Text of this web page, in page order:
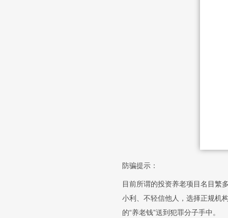
防骗提示：
目前所谓的投资养老项目名目繁
小利、不轻信他人，选择正规机
的“养老钱”送到犯罪分子手中。